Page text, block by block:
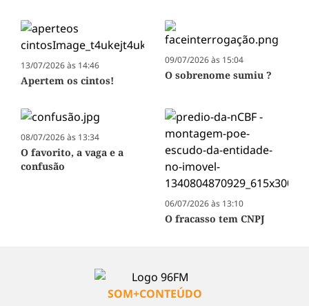
13/07/2026 às 14:46
Apertem os cintos!
09/07/2026 às 15:04
O sobrenome sumiu ?
08/07/2026 às 13:34
O favorito, a vaga e a
confusão
06/07/2026 às 13:10
O fracasso tem CNPJ
SOM+CONTEÚDO